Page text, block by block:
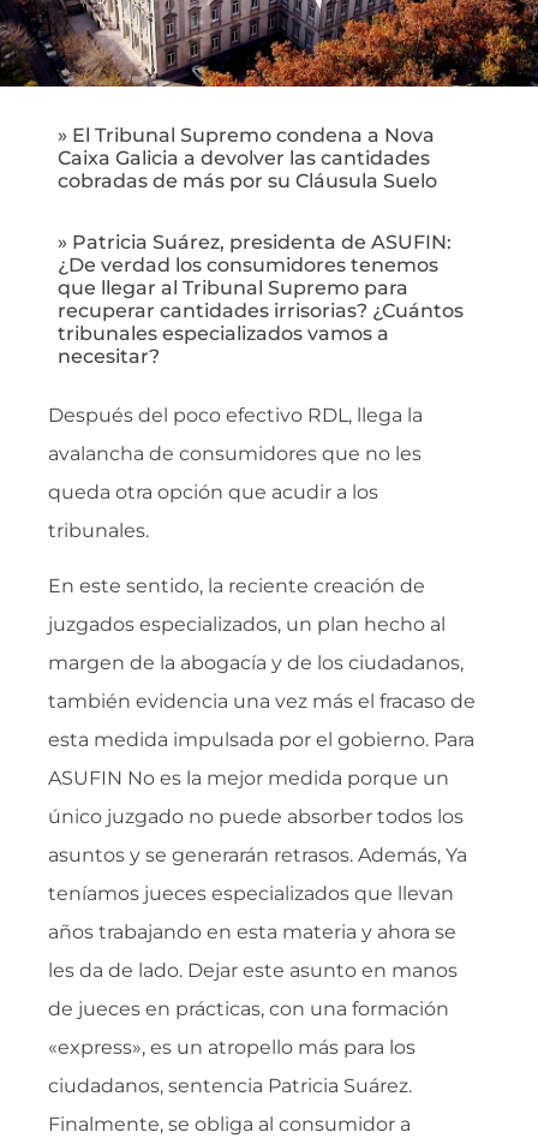
» El Tribunal Supremo condena a Nova
Caixa Galicia a devolver las cantidades
cobradas de más por su Cláusula Suelo
» Patricia Suárez, presidenta de ASUFIN:
¿De verdad los consumidores tenemos
que llegar al Tribunal Supremo para
recuperar cantidades irrisorias? ¿Cuántos
tribunales especializados vamos a
necesitar?
Después del poco efectivo RDL, llega la
avalancha de consumidores que no les
queda otra opción que acudir a los
tribunales.
En este sentido, la reciente creación de
juzgados especializados, un plan hecho al
margen de la abogacía y de los ciudadanos,
también evidencia una vez más el fracaso de
esta medida impulsada por el gobierno. Para
ASUFIN No es la mejor medida porque un
único juzgado no puede absorber todos los
asuntos y se generarán retrasos. Además, Ya
teníamos jueces especializados que llevan
años trabajando en esta materia y ahora se
les da de lado. Dejar este asunto en manos
de jueces en prácticas, con una formación
«express», es un atropello más para los
ciudadanos, sentencia Patricia Suárez.
Finalmente, se obliga al consumidor a